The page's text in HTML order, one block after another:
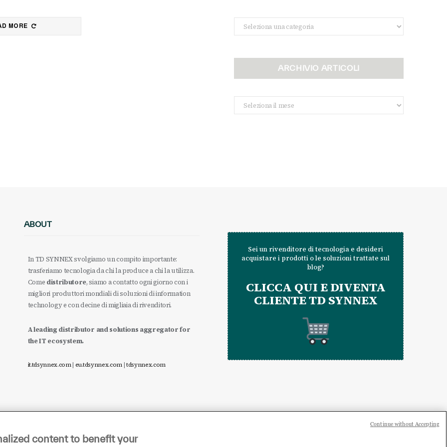
MORE Categorie
ARCHIVIO ARTICOLI
Archivio
Articoli
ABOUT
In TD SYNNEX svolgiamo un compito importante:
trasferiamo tecnologia da chi la produce a chi la utilizza.
Come distributore, siamo a contatto ogni giorno con i
migliori produttori mondiali di soluzioni di information
technology e con decine di migliaia di rivenditori.
A leading distributor and solutions aggregator for
the IT ecosystem.
it.tdsynnex.com| eu.tdsynnex.com|tdsynnex.com
Sei un rivenditore di tecnologia e desideri
acquistare i prodotti o le soluzioni trattate sul
blog?
CLICCA QUI E DIVENTA
CLIENTE TD SYNNEX
content to benefit your
Continue without Accepting